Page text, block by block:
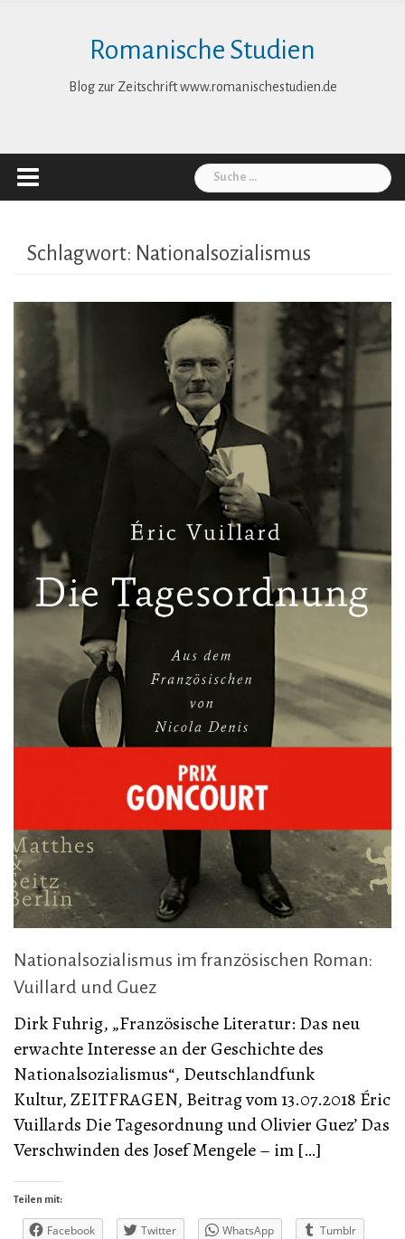
Romanische Studien
Blog zur Zeitschrift www.romanischestudien.de
Suche
nach:
Schlagwort: Nationalsozialismus
Nationalsozialismus im französischen Roman:
Vuillard und Guez
Dirk Fuhrig, „Französische Literatur: Das neu
erwachte Interesse an der Geschichte des
Nationalsozialismus“, Deutschlandfunk
Kultur, ZEITFRAGEN, Beitrag vom 13.07.2018 Éric
Vuillards Die Tagesordnung und Olivier Guez’ Das
Verschwinden des Josef Mengele – im […]
Teilen mit:
Facebook Twitter WhatsApp Tumblr